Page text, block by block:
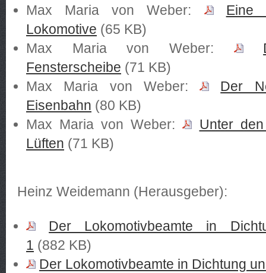
Max Maria von Weber:
Eine
Lokomotive (65 KB)
Max Maria von Weber:
Fensterscheibe (71 KB)
Max Maria von Weber:
Der
Eisenbahn (80 KB)
Max Maria von Weber:
Unter
Lüften (71 KB)
Heinz Weidemann (Herausgeber):
Der Lokomotivbeamte in
1 (882 KB)
Der Lokomotivbeamte in Dichtung